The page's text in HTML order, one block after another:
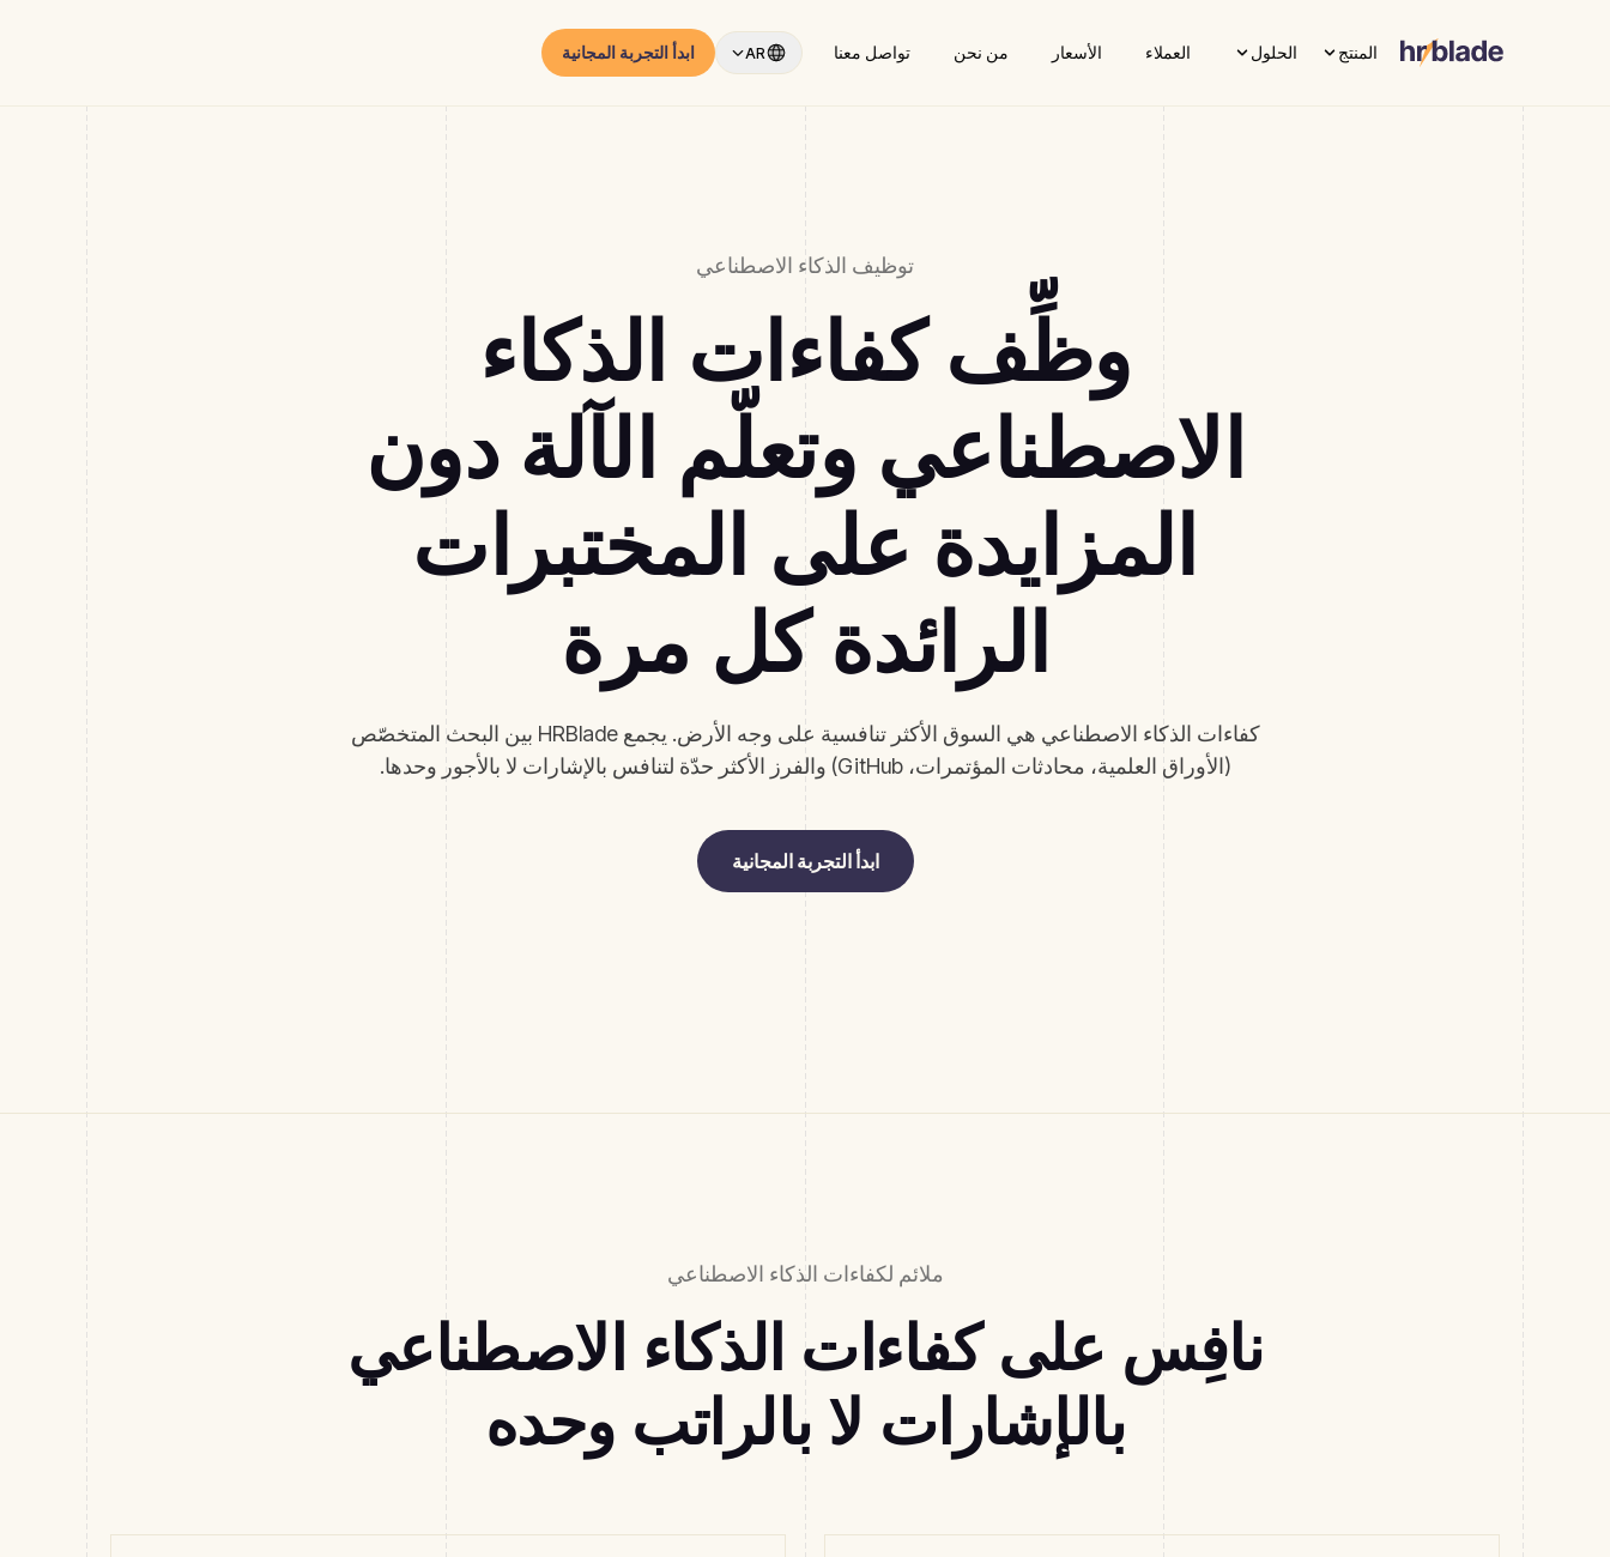
المنتج الحلول العملاء الأسعار من نحن تواصل معنا AR ابدأ التجربة المجانية
توظيف الذكاء الاصطناعي
وظِّف كفاءات الذكاء
الاصطناعي وتعلّم الآلة دون
المزايدة على المختبرات
الرائدة كل مرة
كفاءات الذكاء الاصطناعي هي السوق الأكثر تنافسية على وجه الأرض. يجمع HRBlade بين البحث المتخصّص
(الأوراق العلمية، محادثات المؤتمرات، GitHub) والفرز الأكثر حدّة لتنافس بالإشارات لا بالأجور وحدها.
ابدأ التجربة المجانية
ملائم لكفاءات الذكاء الاصطناعي
نافِس على كفاءات الذكاء الاصطناعي
بالإشارات لا بالراتب وحده